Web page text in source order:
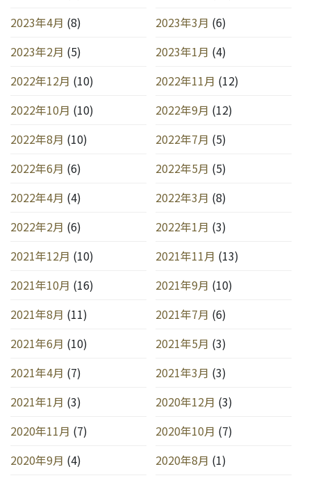
2023年4月 (8) 2023年3月 (6)
2023年2月 (5) 2023年1月 (4)
2022年12月 (10) 2022年11月 (12)
2022年10月 (10) 2022年9月 (12)
2022年8月 (10) 2022年7月 (5)
2022年6月 (6) 2022年5月 (5)
2022年4月 (4) 2022年3月 (8)
2022年2月 (6) 2022年1月 (3)
2021年12月 (10) 2021年11月 (13)
2021年10月 (16) 2021年9月 (10)
2021年8月 (11) 2021年7月 (6)
2021年6月 (10) 2021年5月 (3)
2021年4月 (7) 2021年3月 (3)
2021年1月 (3) 2020年12月 (3)
2020年11月 (7) 2020年10月 (7)
2020年9月 (4) 2020年8月 (1)